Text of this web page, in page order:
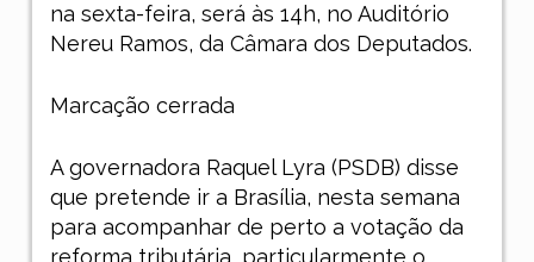
na sexta-feira, será às 14h, no Auditório
Nereu Ramos, da Câmara dos Deputados.
Marcação cerrada
A governadora Raquel Lyra (PSDB) disse
que pretende ir a Brasília, nesta semana
para acompanhar de perto a votação da
reforma tributária, particularmente o